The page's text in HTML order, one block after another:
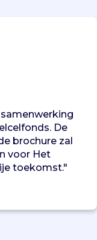
De
brochure zal
voor Het
toekomst."